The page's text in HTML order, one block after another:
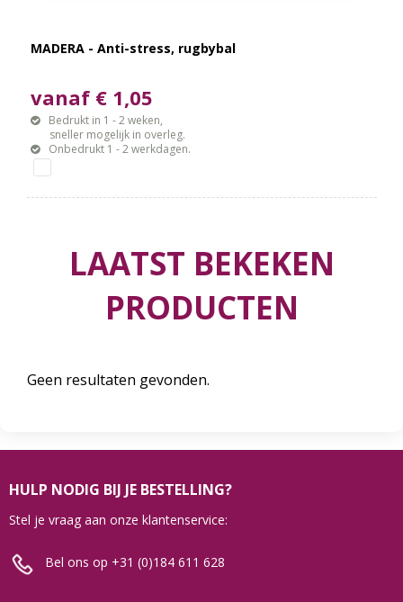
MADERA - Anti-stress, rugbybal
vanaf € 1,05
Bedrukt in 1 - 2 weken,
sneller mogelijk in overleg.
Onbedrukt 1 - 2 werkdagen.
LAATST BEKEKEN
PRODUCTEN
Geen resultaten gevonden.
HULP NODIG BIJ JE BESTELLING?
Stel je vraag aan onze klantenservice:
Bel ons op +31 (0)184 611 628